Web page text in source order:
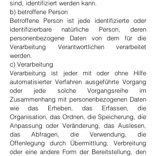
sind, identifiziert werden kann.
b) betroffene Person
Betroffene Person ist jede identifizierte oder
identifizierbare natürliche Person, deren
personenbezogene Daten von dem für die
Verarbeitung Verantwortlichen verarbeitet
werden.
c) Verarbeitung
Verarbeitung ist jeder mit oder ohne Hilfe
automatisierter Verfahren ausgeführte Vorgang
oder jede solche Vorgangsreihe im
Zusammenhang mit personenbezogenen Daten
wie das Erheben, das Erfassen, die
Organisation, das Ordnen, die Speicherung, die
Anpassung oder Veränderung, das Auslesen,
das Abfragen, die Verwendung, die
Offenlegung durch Übermittlung, Verbreitung
oder eine andere Form der Bereitstellung, den